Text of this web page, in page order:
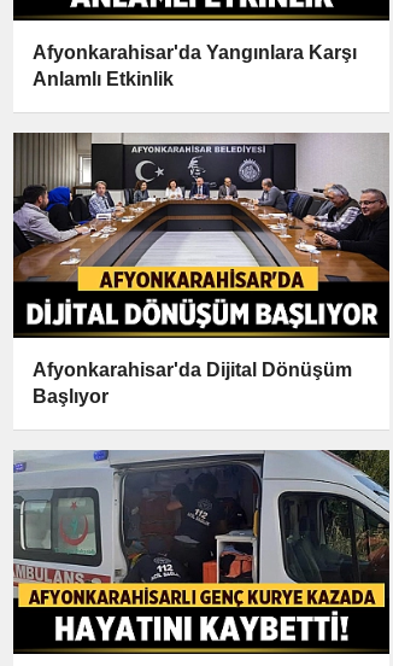
Afyonkarahisar'da Yangınlara Karşı
Anlamlı Etkinlik
Afyonkarahisar'da Dijital Dönüşüm
Başlıyor